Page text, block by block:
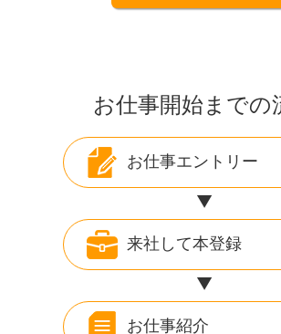
お仕事開始までの
お仕事エントリー
来社して本登録
お仕事紹介